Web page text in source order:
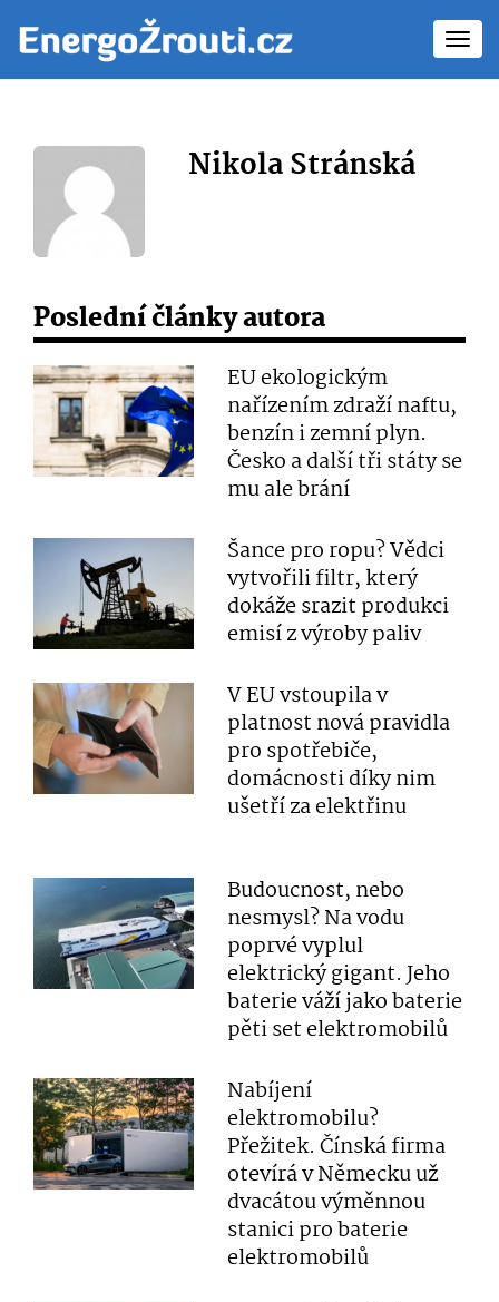
Nikola Stránská
Poslední články autora
EU ekologickým
nařízením zdraží naftu,
benzín i zemní plyn.
Česko a další tři státy se
mu ale brání
Šance pro ropu? Vědci
vytvořili filtr, který
dokáže srazit produkci
emisí z výroby paliv
V EU vstoupila v
platnost nová pravidla
pro spotřebiče,
domácnosti díky nim
ušetří za elektřinu
Budoucnost, nebo
nesmysl? Na vodu
poprvé vyplul
elektrický gigant. Jeho
baterie váží jako baterie
pěti set elektromobilů
Nabíjení
elektromobilu?
Přežitek. Čínská firma
otevírá v Německu už
dvacátou výměnnou
stanici pro baterie
elektromobilů